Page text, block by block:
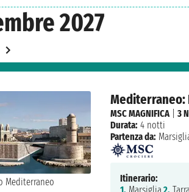
2027
Mediterraneo:
MSC MAGNIFICA|3
Durata: 4 notti
Partenza da:
Itinerario: